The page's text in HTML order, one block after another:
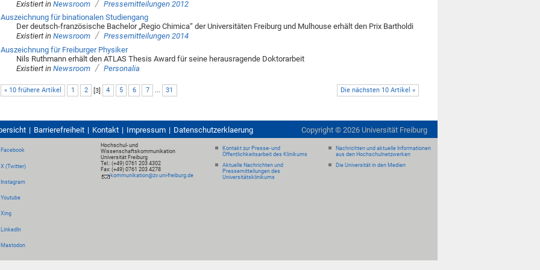
Existiert in Newsroom / Pressemitteilungen 2012
Auszeichnung für binationalen Studiengang
Der deutsch-französische Bachelor „Regio Chimica“ der Universitäten Freiburg und Mulhouse erhält den Prix Bartholdi
Existiert in Newsroom / Pressemitteilungen 2014
Auszeichnung für Freiburger Physiker
Nils Ruthmann erhält den ATLAS Thesis Award für seine herausragende Doktorarbeit
Existiert in Newsroom / Personalia
« 10 frühere Artikel Die nächsten 10 Artikel »
1 2 [3] 4 5 6 7 ... 31
Barrierefreiheit Kontakt Impressum Datenschutzerklaerung Copyright © 2026 Universität Freiburg
Facebook
X (Twitter)
Instagram
Youtube
Xing
LinkedIn
Mastodon
Hochschul- und
Wissenschaftskommunikation
Universität Freiburg
Tel.: (+49) 0761 203 4302
Fax: (+49) 0761 203 4278
kommunikation@zv.uni-freiburg.de
Kontakt zur Presse- und
Öffentlichkeitsarbeit des Klinikums
Aktuelle Nachrichten und
Pressemitteilungen des
Universitätsklinikums
Nachrichten und aktuelle Informationen
aus den Hochschulnetzwerken
Die Universität in den Medien